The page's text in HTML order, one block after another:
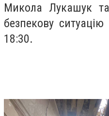
Микола Лукашук
безпекову
18:30.